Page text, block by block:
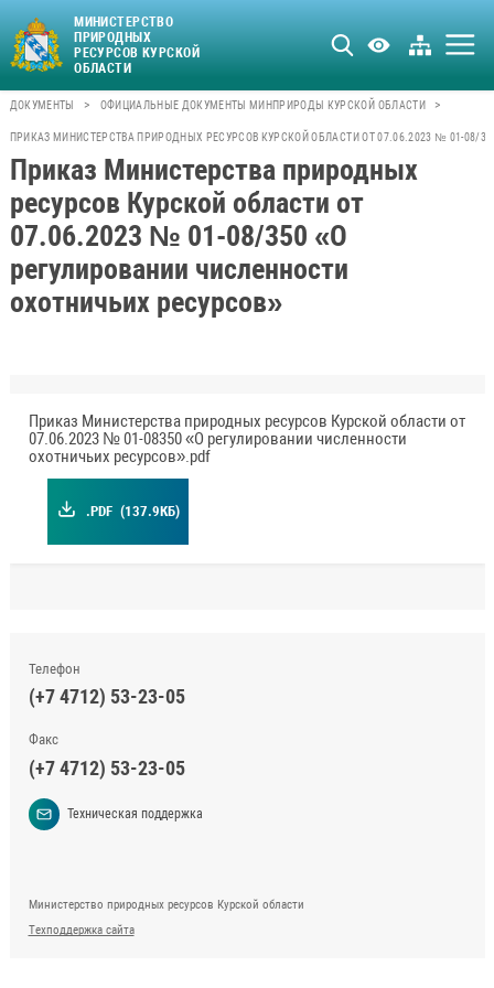
МИНИСТЕРСТВО
ПРИРОДНЫХ
РЕСУРСОВ КУРСКОЙ
ОБЛАСТИ
ДОКУМЕНТЫ > ОФИЦИАЛЬНЫЕ ДОКУМЕНТЫ МИНПРИРОДЫ КУРСКОЙ ОБЛАСТИ >
ПРИКАЗ МИНИСТЕРСТВА ПРИРОДНЫХ РЕСУРСОВ КУРСКОЙ ОБЛАСТИ ОТ 07.06.2023 № 01-08/
Приказ Министерства природных
ресурсов Курской области от
07.06.2023 № 01-08/350 «О
регулировании численности
охотничьих ресурсов»
Приказ Министерства природных ресурсов Курской области от
07.06.2023 № 01-08350 «О регулировании численности
охотничьих ресурсов».pdf
.PDF (137.9КБ)
Телефон
(+7 4712) 53-23-05
Факс
(+7 4712) 53-23-05
Техническая поддержка
Министерство природных ресурсов Курской области
Техподдержка сайта